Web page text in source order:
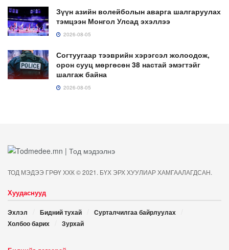
Зүүн азийн волейболын аварга шалгаруулах
тэмцээн Монгол Улсад эхэллээ
2026-08-05
Согтуугаар тээврийн хэрэгсэл жолоодож,
орон сууц мөргөсөн 38 настай эмэгтэйг
шалгаж байна
2026-08-05
ТОД МЭДЭЭ ГРӨҮ ХХК © 2021. БҮХ ЭРХ ХУУЛИАР ХАМГААЛАГДСАН.
Хуудаснууд
Эхлэл Бидний тухай
Сурталчилгаа байрлуулах
Холбоо барих
Зурхай